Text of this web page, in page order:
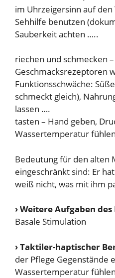
im Uhrzeigersinn auf
Sehhilfe benutzen
Sauberkeit achten …..
riechen und schmecken –
Geschmacksrezeptoren
Funktionsschwäche:
schmeckt gleich),
lassen ….
tasten – Hand geben,
Wassertemperatur
Bedeutung für den alten
eingeschränkt sind: Er
weiß nicht, was mit ihm
›Weitere Aufgaben
Basale Stimulation
›Taktiler-haptischer
der Pflege Gegenstände
Wassertemperatur